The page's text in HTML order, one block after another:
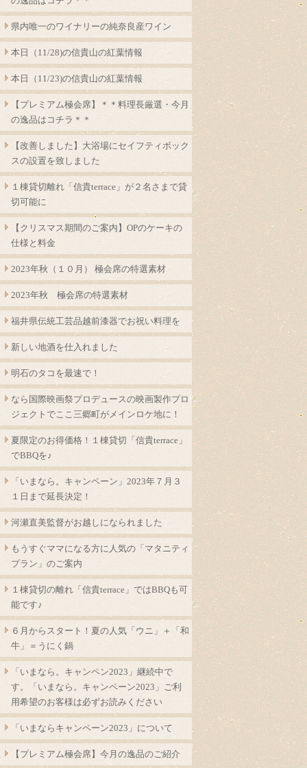
県内唯一のワイナリーの純奈良産ワイン
本日（11/28)の信貴山の紅葉情報
本日（11/23)の信貴山の紅葉情報
【プレミアム極会席】＊＊料理長厳選・今月
の逸品はコチラ＊＊
【改善しました】大浴場にセイフティボック
スの設置を致しました
１棟貸切離れ「信貴terrace」が２名さまで貸
切可能に
【クリスマス期間のご案内】OPのケーキの
仕様と料金
2023年秋（１０月） 極会席の特選素材
2023年秋 極会席の特選素材
福井県伝統工芸品越前漆器でお祝い料理を
新しい地酒を仕入れました
明石のタコを最速で！
なら国際映画祭プロデュースの映画製作プロ
ジェクトでここ三郷町がメインロケ地に！
夏限定のお得価格！１棟貸切「信貴terrace」
でBBQを♪
「いまなら。キャンペーン」2023年７月３
１日まで延長決定！
河瀬直美監督がお越しになられました
もうすぐママになる方に人気の「マタニティ
プラン」のご案内
１棟貸切の離れ「信貴terrace」ではBBQも可
能です♪
６月からスタート！夏の人気「ウニ」＋「和
牛」＝うにく鍋
「いまなら。キャンペン2023」継続中で
す。「いまなら。キャンペーン2023」ご利
用希望のお客様は必ずお読みください
「いまならキャンペーン2023」について
【プレミアム極会席】今月の逸品のご紹介